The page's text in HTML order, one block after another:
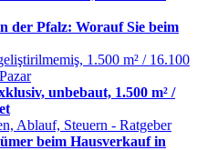
der Pfalz: Worauf Sie beim
unbebaut, 1.500 m² /
beim Hausverkauf in